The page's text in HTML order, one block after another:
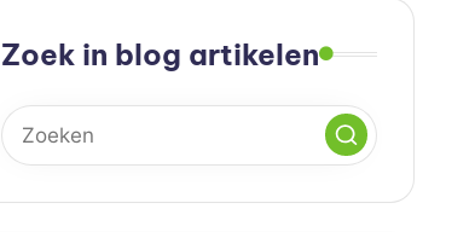
Zoek in blog artikelen